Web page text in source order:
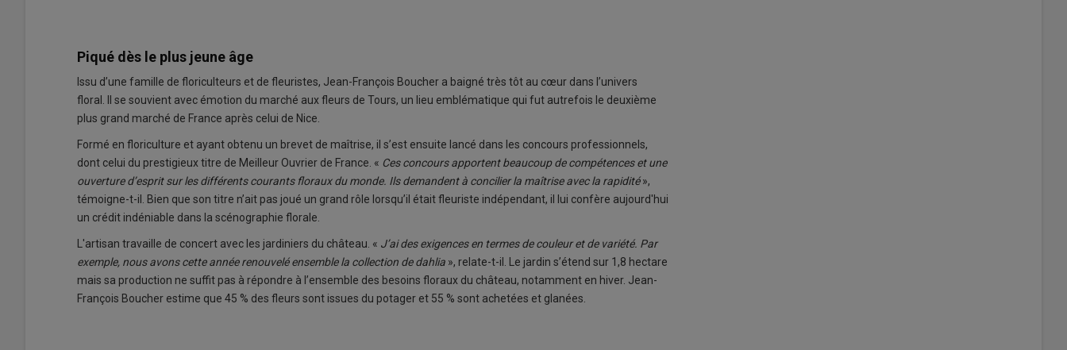
Piqué dès le plus jeune âge
Issu d’une famille de floriculteurs et de fleuristes, Jean-François Boucher a baigné très tôt au cœur dans l’univers
floral. Il se souvient avec émotion du marché aux fleurs de Tours, un lieu emblématique qui fut autrefois le deuxième
plus grand marché de France après celui de Nice.
Formé en floriculture et ayant obtenu un brevet de maîtrise, il s’est ensuite lancé dans les concours professionnels,
dont celui du prestigieux titre de Meilleur Ouvrier de France. « Ces concours apportent beaucoup de compétences et une
ouverture d’esprit sur les différents courants floraux du monde. Ils demandent à concilier la maîtrise avec la rapidité»,
témoigne-t-il. Bien que son titre n’ait pas joué un grand rôle lorsqu’il était fleuriste indépendant, il lui confère aujourd'hui
un crédit indéniable dans la scénographie florale.
L'artisan travaille de concert avec les jardiniers du château. « J’ai des exigences en termes de couleur et de variété. Par
exemple, nous avons cette année renouvelé ensemble la collection de dahlia », relate-t-il. Le jardin s’étend sur 1,8 hectare
mais sa production ne suffit pas à répondre à l’ensemble des besoins floraux du château, notamment en hiver. Jean-
François Boucher estime que 45 % des fleurs sont issues du potager et 55 % sont achetées et glanées.